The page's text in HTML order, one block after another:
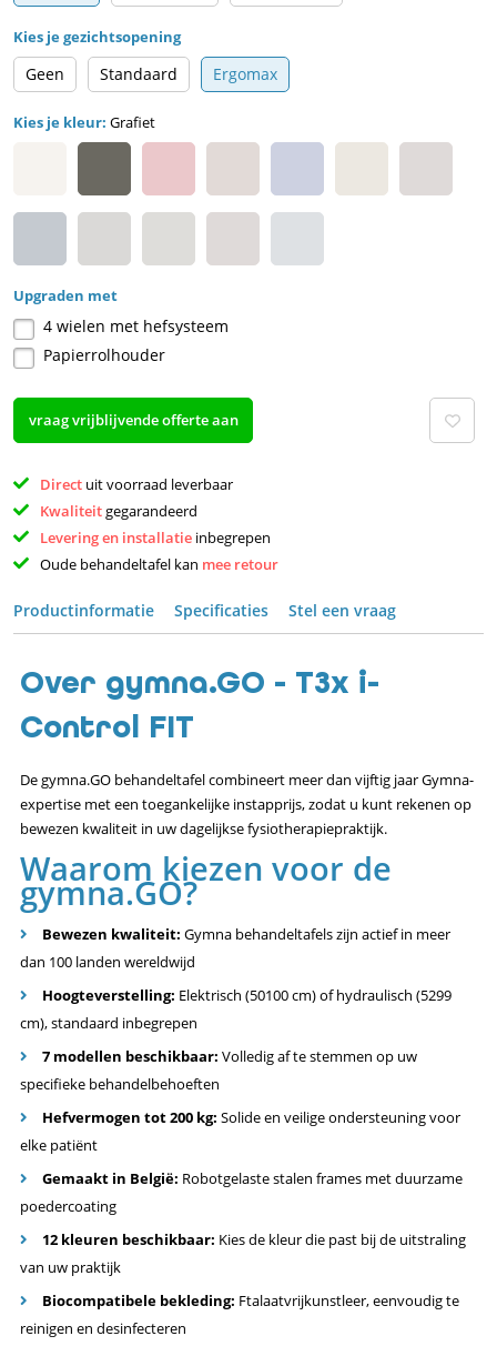
Kies je gezichtsopening
Geen Standaard Ergomax
Kies je kleur: Grafiet
Upgraden met
4 wielen met hefsysteem
Papierrolhouder
vraag vrijblijvende offerte aan
Direct uit voorraad leverbaar
Kwaliteit gegarandeerd
Levering en installatie inbegrepen
Oude behandeltafel kan mee retour
Productinformatie Specificaties Stel een vraag
Over gymna.GO - T3x i-
Control FIT
De gymna.GO behandeltafel combineert meer dan vijftig jaar Gymna-
expertise met een toegankelijke instapprijs, zodat u kunt rekenen op
bewezen kwaliteit in uw dagelijkse fysiotherapiepraktijk.
Waarom kiezen voor de
gymna.GO?
Bewezen kwaliteit: Gymna behandeltafels zijn actief in meer
dan 100 landen wereldwijd
Hoogteverstelling: Elektrisch (50100 cm) of hydraulisch (5299
cm), standaard inbegrepen
7 modellen beschikbaar: Volledig af te stemmen op uw
specifieke behandelbehoeften
Hefvermogen tot 200 kg: Solide en veilige ondersteuning voor
elke patiënt
Gemaakt in België: Robotgelaste stalen frames met duurzame
poedercoating
12 kleuren beschikbaar: Kies de kleur die past bij de uitstraling
van uw praktijk
Biocompatibele bekleding: Ftalaatvrijkunstleer, eenvoudig te
reinigen en desinfecteren